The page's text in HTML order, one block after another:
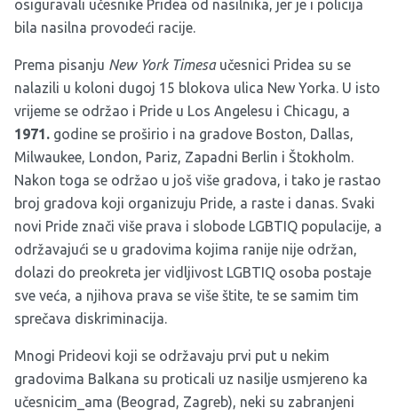
osiguravali učesnike Pridea od nasilnika, jer je i policija
bila nasilna provodeći racije.
Prema pisanju New York Timesaučesnici Pridea su se
nalazili u koloni dugoj 15 blokova ulica New Yorka. U isto
vrijeme se održao i Pride u Los Angelesu i Chicagu, a
1971. godine se proširio i na gradove Boston, Dallas,
Milwaukee, London, Pariz, Zapadni Berlin i Štokholm.
Nakon toga se održao u još više gradova, i tako je rastao
broj gradova koji organizuju Pride, a raste i danas. Svaki
novi Pride znači više prava i slobode LGBTIQ populacije, a
održavajući se u gradovima kojima ranije nije održan,
dolazi do preokreta jer vidljivost LGBTIQ osoba postaje
sve veća, a njihova prava se više štite, te se samim tim
sprečava diskriminacija.
Mnogi Prideovi koji se održavaju prvi put u nekim
gradovima Balkana su proticali uz nasilje usmjereno ka
učesnicim_ama (Beograd, Zagreb), neki su zabranjeni